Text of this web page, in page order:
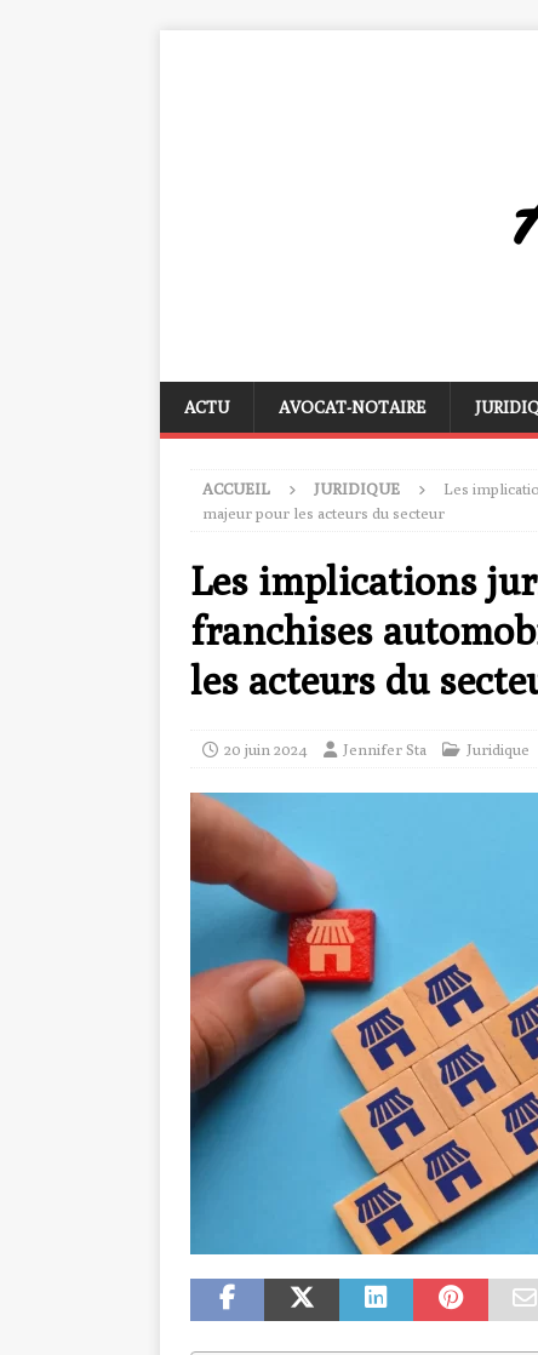
ACTU AVOCAT-NOTAIRE
ACCUEIL JURIDIQUE
Les
majeur pour les acteurs du secteur
Les implications
franchises
les acteurs du
20 juin 2024 Jennifer Sta Juridique